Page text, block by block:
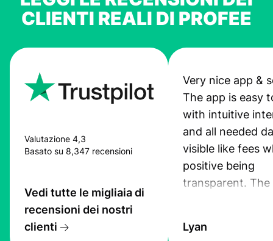
CLIENTI REALI DI PROFEE
Valutazione 4,3
Basato su 8,347 recensioni
Vedi tutte le migliaia di
recensioni dei nostri
clienti
Very nice app &
The app is easy
with intuitive
and all needed
visible like fees
positive being
transparent. The
the exchange
Lyan